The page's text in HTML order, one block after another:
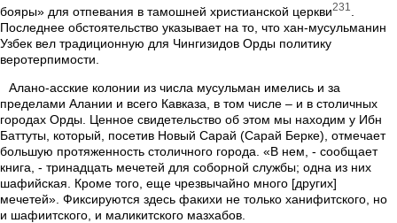
бояры» для отпевания в тамошней христианской церкви231
Последнее обстоятельство указывает на то, что хан-мусульманин
Узбек вел традиционную для Чингизидов Орды политику
веротерпимости.
Алано-асские колонии из числа мусульман имелись и за
пределами Алании и всего Кавказа, в том числе – и в столичных
городах Орды. Ценное свидетельство об этом мы находим у Ибн
Баттуты, который, посетив Новый Сарай (Сарай Берке), отмечает
большую протяженность столичного города. «В нем, - сообщает
книга, - тринадцать мечетей для соборной службы; одна из них
шафийская. Кроме того, еще чрезвычайно много [других]
мечетей». Фиксируются здесь факихи не только ханифитского, но
и шафиитского, и маликитского мазхабов.